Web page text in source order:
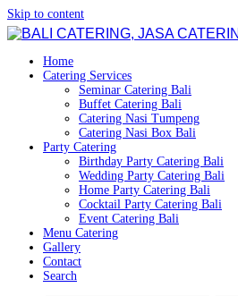
Skip to content
Home
Catering Services
Seminar Catering Bali
Buffet Catering Bali
Catering Nasi Tumpeng
Catering Nasi Box Bali
Party Catering
Birthday Party Catering Bali
Wedding Party Catering Bali
Home Party Catering Bali
Cocktail Party Catering Bali
Event Catering Bali
Menu Catering
Gallery
Contact
Search